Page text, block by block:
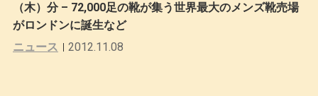
（木）分 – 72,000足の靴が集う世界最大のメンズ靴売場
がロンドンに誕生など
ニュース
2012.11.08